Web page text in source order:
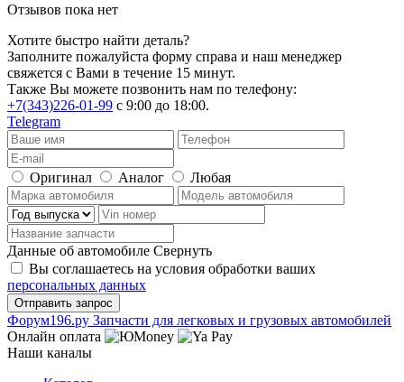
Отзывов пока нет
Хотите быстро найти деталь?
Заполните пожалуйста форму справа и наш менеджер
свяжется с Вами в течение 15 минут.
Также Вы можете позвонить нам по телефону:
+7(343)226-01-99 с 9:00 до 18:00.
Telegram
Оригинал Аналог Любая
Данные об автомобиле Свернуть
Вы соглашаетесь на условия обработки ваших
персональных данных
Фoрум196.ру Запчасти для легковых и грузовых автомобилей
Онлайн оплата
Наши каналы